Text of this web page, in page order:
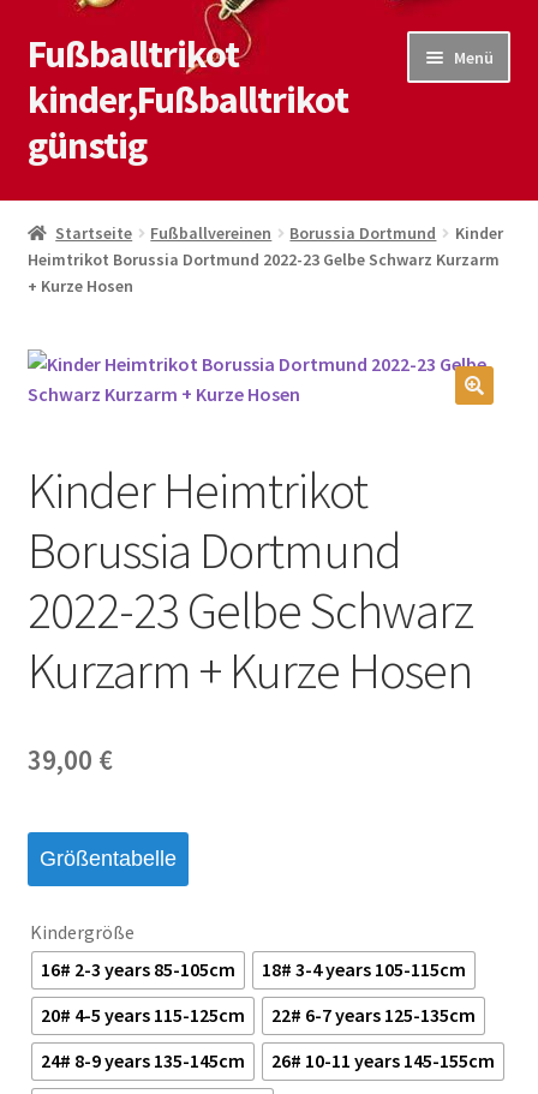
Zur
Navigation
springen
Zum
Inhalt
springen
Fußballtrikot
kinder,Fußballtrikot
günstig
Menü
Start
Blog
Kontaktiere uns
Startseite Fußballvereinen Borussia Dortmund
Kinder
Heimtrikot Borussia Dortmund 2022-23 Gelbe Schwarz Kurzarm
+ Kurze Hosen
Kinder Heimtrikot
Borussia Dortmund
2022-23 Gelbe Schwarz
Kurzarm + Kurze Hosen
39,00 €
Größentabelle
Kindergröße
16# 2-3 years 85-105cm
18# 3-4 years 105-115cm
20# 4-5 years 115-125cm
22# 6-7 years 125-135cm
24# 8-9 years 135-145cm
26# 10-11 years 145-155cm